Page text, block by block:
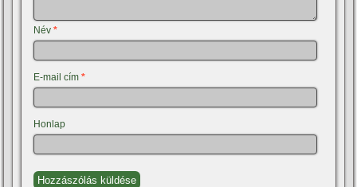
Név*
E-mail cím*
Honlap